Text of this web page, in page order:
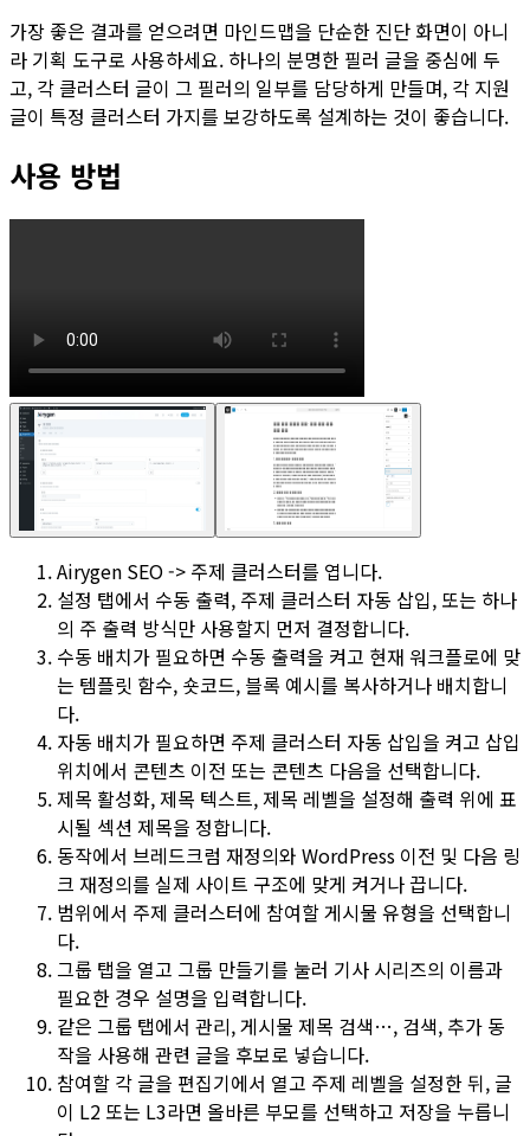
가장 좋은 결과를 얻으려면 마인드맵을 단순한 진단 화면이 아니
라 기획 도구로 사용하세요. 하나의 분명한 필러 글을 중심에 두
고, 각 클러스터 글이 그 필러의 일부를 담당하게 만들며, 각 지원
글이 특정 클러스터 가지를 보강하도록 설계하는 것이 좋습니다.
사용 방법
Airygen SEO -> 주제 클러스터를 엽니다.
설정 탭에서 수동 출력, 주제 클러스터 자동 삽입, 또는 하나
의 주 출력 방식만 사용할지 먼저 결정합니다.
수동 배치가 필요하면 수동 출력을 켜고 현재 워크플로에 맞
는 템플릿 함수, 숏코드, 블록 예시를 복사하거나 배치합니
다.
자동 배치가 필요하면 주제 클러스터 자동 삽입을 켜고 삽입
위치에서 콘텐츠 이전 또는 콘텐츠 다음을 선택합니다.
제목 활성화,제목 텍스트,제목 레벨을 설정해 출력 위에 표
시될 섹션 제목을 정합니다.
동작에서 브레드크럼 재정의와 WordPress 이전 및 다음 링
크 재정의를 실제 사이트 구조에 맞게 켜거나 끕니다.
범위에서 주제 클러스터에 참여할게시물 유형을 선택합니
다.
그룹 탭을 열고 그룹 만들기를 눌러 기사 시리즈의 이름과
필요한 경우 설명을 입력합니다.
같은 그룹 탭에서 관리,게시물 제목 검색…, 검색, 추가 동
작을 사용해 관련 글을 후보로 넣습니다.
참여할 각 글을 편집기에서 열고 주제 레벨을 설정한 뒤, 글
이 L2 또는 L3라면 올바른 부모를 선택하고 저장을 누릅니